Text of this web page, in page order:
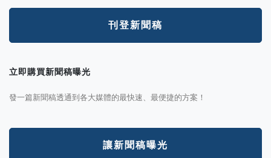
刊登新聞稿
立即購買新聞稿曝光
發一篇新聞稿透通到各大媒體的最快速、最便捷的方案！
讓新聞稿曝光